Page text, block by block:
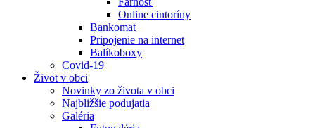
Online cintoríny
Bankomat
Pripojenie na internet
Balíkoboxy
Covid-19
Život v obci
Novinky zo života v obci
Najbližšie podujatia
Galéria